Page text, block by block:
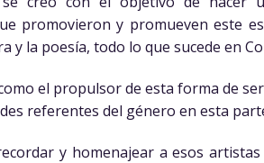
promovieron y promueven este
y la poesía, todo lo que sucede en
el propulsor de esta forma de
referentes del género en esta
y homenajear a esos artistas